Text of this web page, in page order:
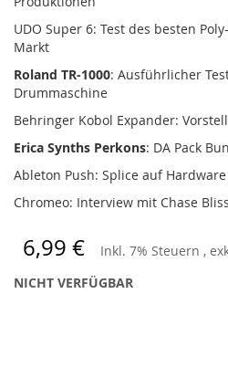
UDO Super 6: Test des besten
Markt
Roland TR-1000: Ausführlicher
Drummaschine
Behringer Kobol Expander:
Erica Synths Perkons: DA Pack
Ableton Push: Splice auf
Chromeo: Interview mit Chase
6,99 € Inkl. 7% Steuern ,
NICHT VERFÜGBAR